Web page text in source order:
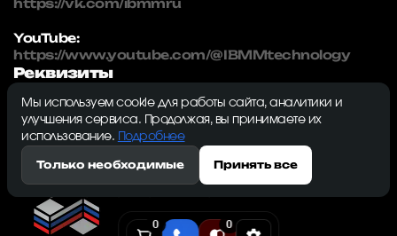
0 0
https://vk.com/ibmmru
YouTube:
https://www.youtube.com/@IBMMtechnology
Реквизиты
IBMM | technology
ИНН: 5032334982
ОГРН: 1215000115230
143009, Московская область, г. Одинцово, ул.
Мы используем cookie для работы сайта, аналитики и
улучшения сервиса. Продолжая, вы принимаете их
использование.
Подробнее
Только необходимые Принять все